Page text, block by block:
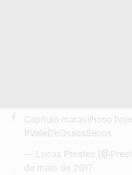
Capítulo maravilhoso
#ValeDeOssosSecos
— Lucas Prestes
de maio de 2017